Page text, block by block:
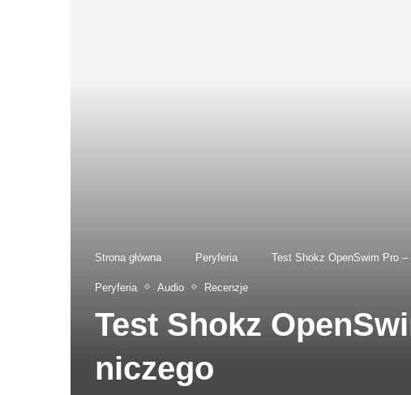
Strona główna Peryferia Test Shokz OpenSwim Pro
Peryferia Audio Recenzje
Test Shokz
niczego